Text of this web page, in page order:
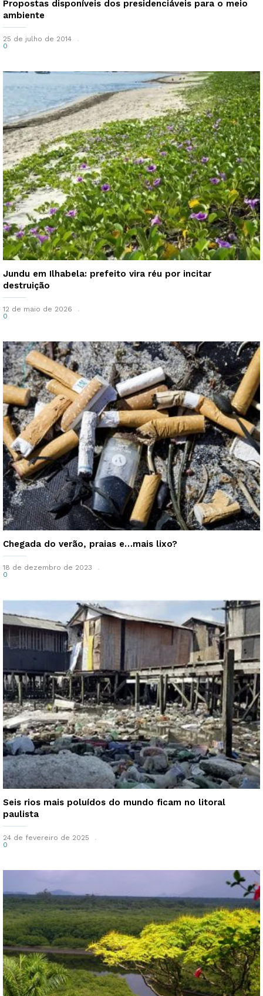
Propostas disponíveis dos presidenciáveis para o meio
ambiente
25 de julho de 2014
0
Jundu em Ilhabela: prefeito vira réu por incitar
destruição
12 de maio de 2026
0
Chegada do verão, praias e…mais lixo?
18 de dezembro de 2023
0
Seis rios mais poluídos do mundo ficam no litoral
paulista
24 de fevereiro de 2025
0